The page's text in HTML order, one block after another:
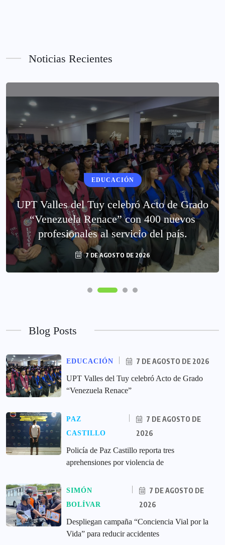
Noticias Recientes
EDUCACIÓN
UPT Valles del Tuy celebró Acto de Grado
“Venezuela Renace” con 400 nuevos
profesionales al servicio del país.
7 DE AGOSTO DE 2026
Blog Posts
EDUCACIÓN
7 DE AGOSTO DE 2026
UPT Valles del Tuy celebró Acto de Grado
“Venezuela Renace”
PAZ
CASTILLO
7 DE AGOSTO DE
2026
‎Policía de Paz Castillo reporta tres
aprehensiones por violencia de
SIMÓN
BOLÍVAR
7 DE AGOSTO DE
2026
‎Despliegan campaña “Conciencia Vial por la
Vida” para reducir accidentes